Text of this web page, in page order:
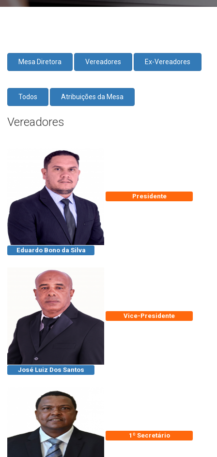
Mesa Diretora Vereadores Ex-Vereadores
Todos Atribuições da Mesa
Vereadores
Presidente
Eduardo Bono da Silva
Vice-Presidente
José Luiz Dos Santos
1º Secretário